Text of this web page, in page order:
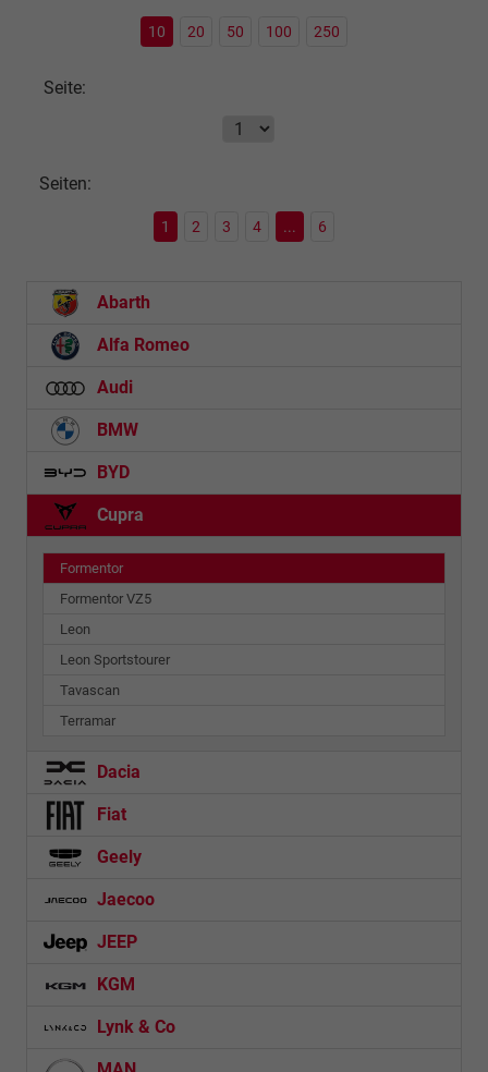
10 20 50 100 250
Seite:
Seiten:
1 2 3 4 ... 6
Abarth
Alfa Romeo
Audi
BMW
BYD
Cupra
Formentor
Formentor VZ5
Leon
Leon Sportstourer
Tavascan
Terramar
Dacia
Fiat
Geely
Jaecoo
JEEP
KGM
Lynk & Co